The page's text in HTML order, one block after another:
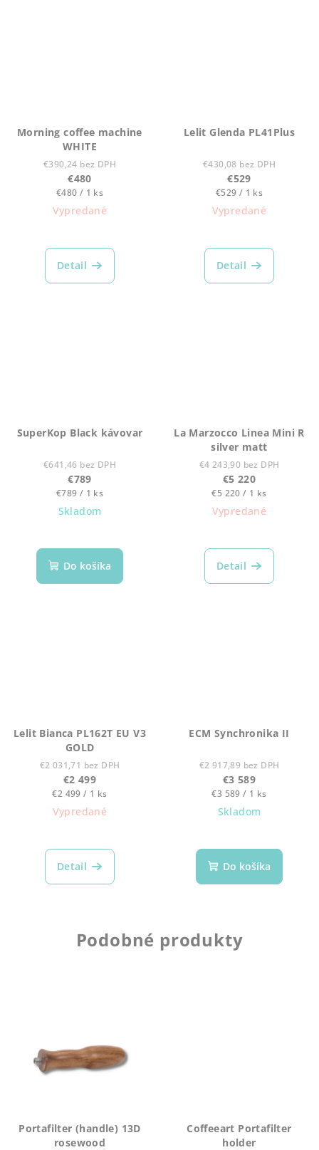
Morning coffee machine
WHITE
€390,24 bez DPH
€480
Jednotková
cena:
€480 / 1 ks
Vypredané
Detail
Lelit Glenda PL41Plus
€430,08 bez DPH
€529
Jednotková
cena:
€529 / 1 ks
Vypredané
Detail
SuperKop Black kávovar
€641,46 bez DPH
€789
Jednotková
cena:
€789 / 1 ks
Skladom
Do košíka
La Marzocco Linea Mini R
silver matt
€4 243,90 bez DPH
€5 220
Jednotková
cena:
€5 220 / 1 ks
Vypredané
Detail
Lelit Bianca PL162T EU V3
GOLD
€2 031,71 bez DPH
€2 499
Jednotková
cena:
€2 499 / 1 ks
Vypredané
Detail
ECM Synchronika II
€2 917,89 bez DPH
€3 589
Jednotková
cena:
€3 589 / 1 ks
Skladom
Do košíka
Podobné produkty
Portafilter (handle) 13D
rosewood
Coffeeart Portafilter
holder